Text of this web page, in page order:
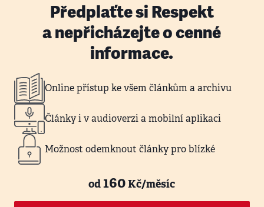
Předplaťte si Respekt
a nepřicházejte o cenné
informace.
Online přístup ke všem článkům a archivu
Články i v audioverzi a mobilní aplikaci
Možnost odemknout články pro blízké
od160Kč/měsíc